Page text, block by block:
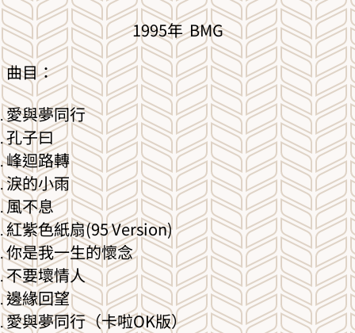
1995年 BMG
曲目：
愛與夢同行
孔子曰
峰迴路轉
淚的小雨
風不息
紅紫色紙扇(95 Version)
你是我一生的懷念
不要壞情人
邊緣回望
愛與夢同行（卡啦OK版）